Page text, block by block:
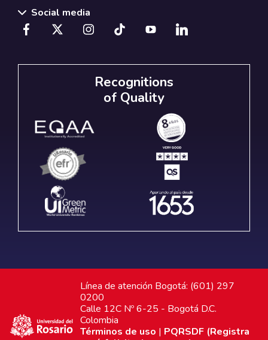
Social media
Recognitions
of Quality
Línea de atención Bogotá: (601) 297
0200
Calle 12C Nº 6-25 - Bogotá D.C.
Colombia
Términos de uso | PQRSDF (Registra